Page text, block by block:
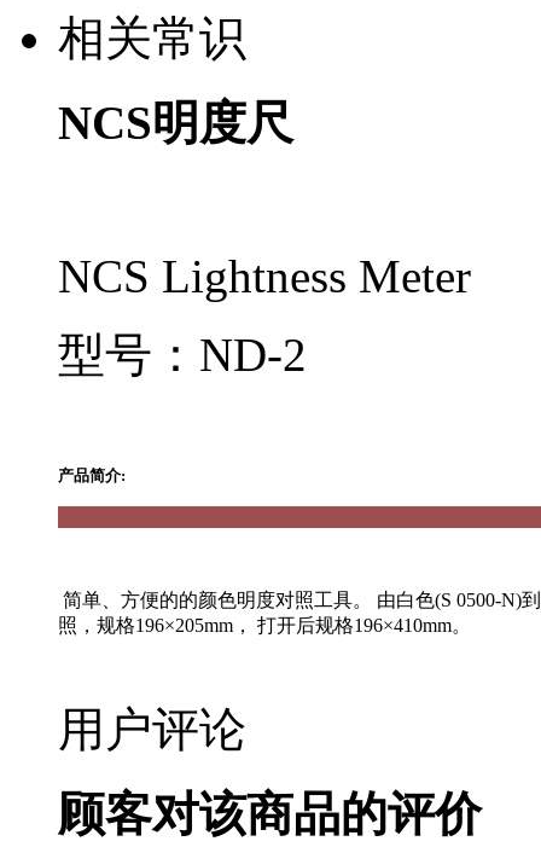
相关常识
NCS明度尺
NCS Lightness Meter
型号：ND-2
产品简介:
简单、方便的的颜色明度对照工具。 由白色(S 0500-N)
照，规格196×205mm， 打开后规格196×410mm。
用户评论
顾客对该商品的评价